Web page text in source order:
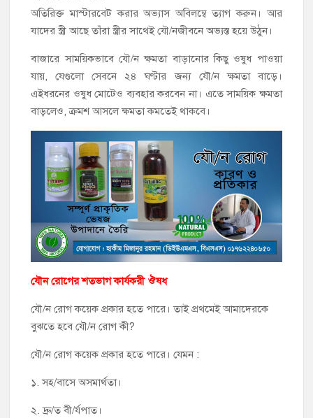
অতিরিক্ত মাস্টারবেট করার অভ্যাস অবিলম্বে ত্যাগ করুন। আর
যাদের স্ত্রী আছে তাঁরা স্ত্রীর সাথেই যৌ/নজীবনে অভ্যস্ত হয়ে উঠুন।
বাজারে সাময়িকভাবে যৌ/ন ক্ষমতা বাড়ানোর কিছু ওষুধ পাওয়া
যায়, যেগুলো সেবনে ২৪ ঘণ্টার জন্য যৌ/ন ক্ষমতা বাড়ে।
এইধরনের ওষুধ মোটেও ব্যবহার করবেন না। এতে সাময়িক ক্ষমতা
বাড়লেও, ক্রমশ আসলে ক্ষমতা কমতেই থাকবে।
যৌন রোগের শতভাগ কার্যকরী ঔষধ
যৌ/ন রোগ কয়েক প্রকার হতে পারে। তাই প্রথমেই আমাদেরকে
বুঝতে হবে যৌ/ন রোগ কী?
যৌ/ন রোগ কয়েক প্রকার হতে পারে। যেমন :
১. সহ/বাসে অসমার্থতা।
২. দ্রু/ত বী/র্যপাত।